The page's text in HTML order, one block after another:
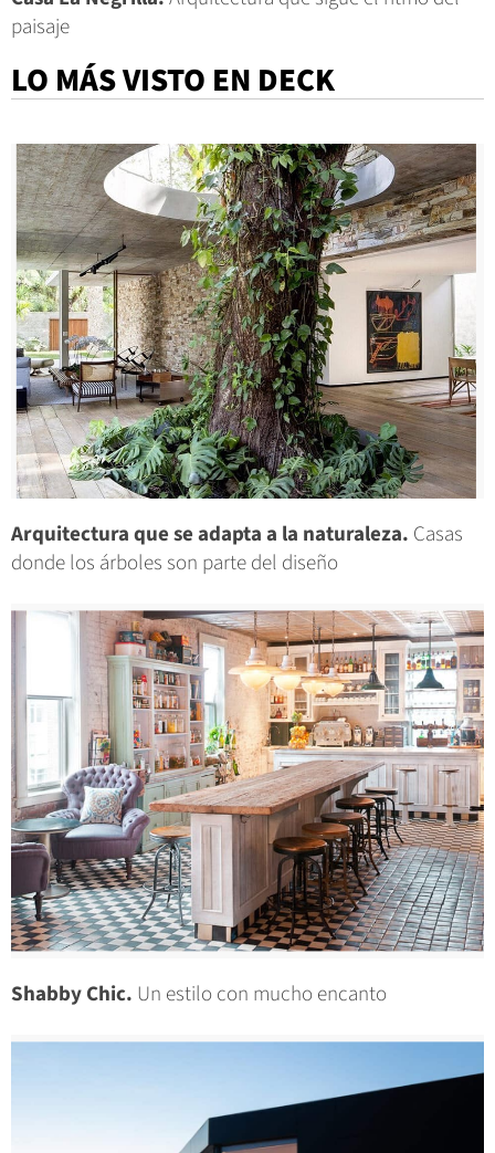
paisaje
LO MÁS VISTO EN DECK
Arquitectura que se adapta a la naturaleza. Casas
donde los árboles son parte del diseño
Shabby Chic. Un estilo con mucho encanto